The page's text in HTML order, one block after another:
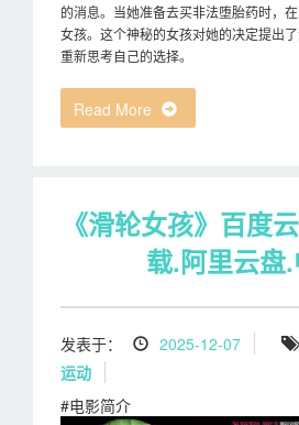
的消息。当她准备去买非法堕胎药时，
女孩。这个神秘的女孩对她的决定提出
重新思考自己的选择。
Read More
《滑轮女孩》百度
载.阿里云盘
发表于： 2025-12-07
运动
#电影简介